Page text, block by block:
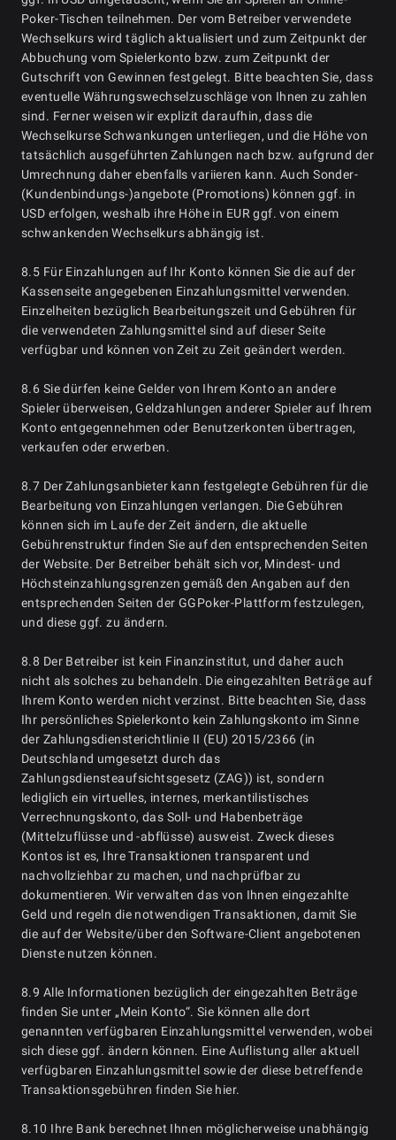
Poker-Tischen teilnehmen. Der vom Betreiber verwendete
Wechselkurs wird täglich aktualisiert und zum Zeitpunkt der
Abbuchung vom Spielerkonto bzw. zum Zeitpunkt der
Gutschrift von Gewinnen festgelegt. Bitte beachten Sie, dass
eventuelle Währungswechselzuschläge von Ihnen zu zahlen
sind. Ferner weisen wir explizit daraufhin, dass die
Wechselkurse Schwankungen unterliegen, und die Höhe von
tatsächlich ausgeführten Zahlungen nach bzw. aufgrund der
Umrechnung daher ebenfalls variieren kann. Auch Sonder-
(Kundenbindungs-)angebote (Promotions) können ggf. in
USD erfolgen, weshalb ihre Höhe in EUR ggf. von einem
schwankenden Wechselkurs abhängig ist.
8.5 Für Einzahlungen auf Ihr Konto können Sie die auf der
Kassenseite angegebenen Einzahlungsmittel verwenden.
Einzelheiten bezüglich Bearbeitungszeit und Gebühren für
die verwendeten Zahlungsmittel sind auf dieser Seite
verfügbar und können von Zeit zu Zeit geändert werden.
8.6 Sie dürfen keine Gelder von Ihrem Konto an andere
Spieler überweisen, Geldzahlungen anderer Spieler auf Ihrem
Konto entgegennehmen oder Benutzerkonten übertragen,
verkaufen oder erwerben.
8.7 Der Zahlungsanbieter kann festgelegte Gebühren für die
Bearbeitung von Einzahlungen verlangen. Die Gebühren
können sich im Laufe der Zeit ändern, die aktuelle
Gebührenstruktur finden Sie auf den entsprechenden Seiten
der Website. Der Betreiber behält sich vor, Mindest- und
Höchsteinzahlungsgrenzen gemäß den Angaben auf den
entsprechenden Seiten der GGPoker-Plattform festzulegen,
und diese ggf. zu ändern.
8.8 Der Betreiber ist kein Finanzinstitut, und daher auch
nicht als solches zu behandeln. Die eingezahlten Beträge auf
Ihrem Konto werden nicht verzinst. Bitte beachten Sie, dass
Ihr persönliches Spielerkonto kein Zahlungskonto im Sinne
der Zahlungsdiensterichtlinie II (EU) 2015/2366 (in
Deutschland umgesetzt durch das
Zahlungsdiensteaufsichtsgesetz (ZAG)) ist, sondern
lediglich ein virtuelles, internes, merkantilistisches
Verrechnungskonto, das Soll- und Habenbeträge
(Mittelzuflüsse und -abflüsse) ausweist. Zweck dieses
Kontos ist es, Ihre Transaktionen transparent und
nachvollziehbar zu machen, und nachprüfbar zu
dokumentieren. Wir verwalten das von Ihnen eingezahlte
Geld und regeln die notwendigen Transaktionen, damit Sie
die auf der Website/über den Software-Client angebotenen
Dienste nutzen können.
8.9 Alle Informationen bezüglich der eingezahlten Beträge
finden Sie unter „Mein Konto“. Sie können alle dort
genannten verfügbaren Einzahlungsmittel verwenden, wobei
sich diese ggf. ändern können. Eine Auflistung aller aktuell
verfügbaren Einzahlungsmittel sowie der diese betreffende
Transaktionsgebühren finden Sie hier.
8.10 Ihre Bank berechnet Ihnen möglicherweise unabhängig